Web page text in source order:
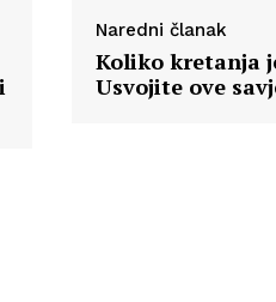
Naredni članak
Koliko kretanja
Usvojite ove